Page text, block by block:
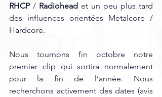
RHCP / Radiohead et un peu plus tard
des influences orientées Metalcore /
Hardcore.
Nous tournons fin octobre notre
premier clip qui sortira normalement
pour la fin de l’année. Nous
recherchons activement des dates (avis